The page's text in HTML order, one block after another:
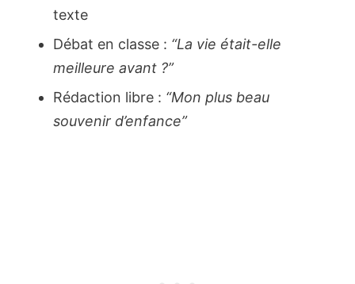
texte
Débat en classe : “La vie était-elle
meilleure avant ?”
Rédaction libre : “Mon plus beau
souvenir d’enfance”